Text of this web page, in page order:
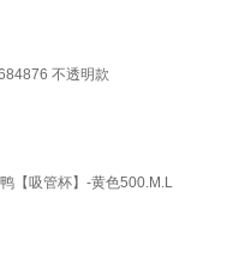
不透明款
【吸管杯】-黄色500.M.L